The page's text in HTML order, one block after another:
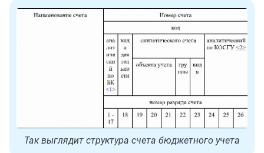
Так выглядит структура счета бюджетного учета